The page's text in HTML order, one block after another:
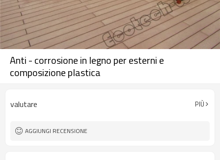
Anti - corrosione in legno per esterni e
composizione plastica
valutare PIÙ
AGGIUNGI RECENSIONE